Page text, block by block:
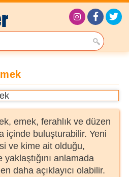
emek, ferahlık ve düzen
içinde buluşturabilir. Yeni
ve kime ait olduğu,
anlamada
daha açıklayıcı olabilir.